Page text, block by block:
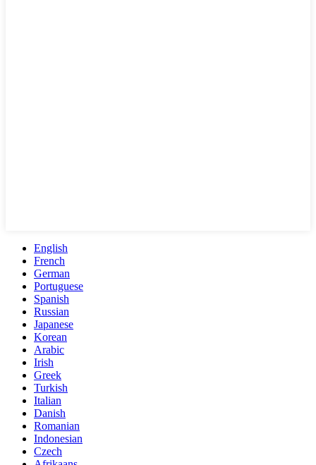
English
French
German
Portuguese
Spanish
Russian
Japanese
Korean
Arabic
Irish
Greek
Turkish
Italian
Danish
Romanian
Indonesian
Czech